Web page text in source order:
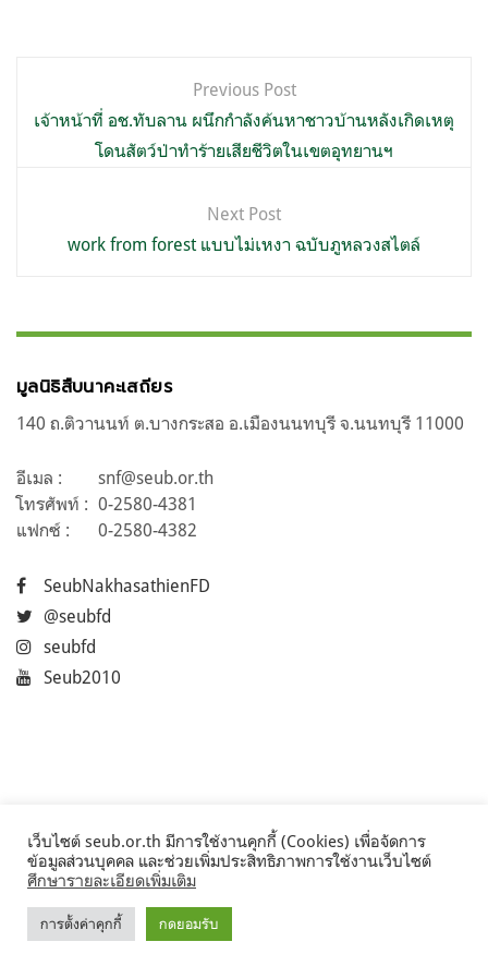
เรื่อง
Previous Post
เจ้าหน้าที่ อช.ทับลาน ผนึกกำลังค้นหาชาวบ้านหลังเกิดเหตุ
โดนสัตว์ป่าทำร้ายเสียชีวิตในเขตอุทยานฯ
Next Post
work from forest แบบไม่เหงา ฉบับภูหลวงสไตล์
มูลนิธิสืบนาคะเสถียร
140 ถ.ติวานนท์ ต.บางกระสอ อ.เมืองนนทบุรี จ.นนทบุรี 11000
อีเมล :
snf@seub.or.th
โทรศัพท์ : 0-2580-4381
แฟกซ์ :
0-2580-4382
SeubNakhasathienFD
@seubfd
seubfd
Seub2010
©2017 Seub.or.th
เว็บไซต์ seub.or.th มีการใช้งานคุกกี้ (Cookies) เพื่อจัดการ
ข้อมูลส่วนบุคคล และช่วยเพิ่มประสิทธิภาพการใช้งานเว็บไซต์
ศึกษารายละเอียดเพิ่มเติม
การตั้งค่าคุกกี้ กดยอมรับ